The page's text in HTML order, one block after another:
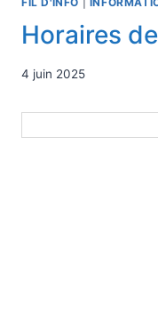
Horaires
4 juin 2025